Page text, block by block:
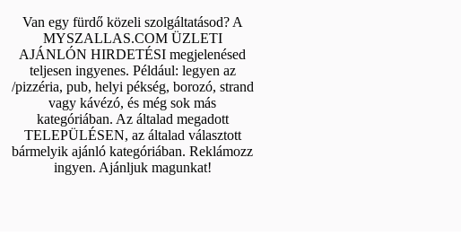
Van egy fürdő közeli szolgáltatásod? A
MYSZALLAS.COM ÜZLETI
AJÁNLÓN HIRDETÉSI megjelenésed
teljesen ingyenes. Például: legyen az
/pizzéria, pub, helyi pékség, borozó, strand
vagy kávézó, és még sok más
kategóriában. Az általad megadott
TELEPÜLÉSEN, az általad választott
bármelyik ajánló kategóriában. Reklámozz
ingyen. Ajánljuk magunkat!